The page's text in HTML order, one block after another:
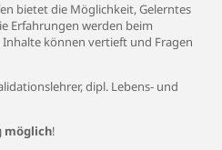
bietet die Möglichkeit, Gelerntes
Erfahrungen werden beim
können vertieft und Fragen
dipl. Lebens- und
möglich!